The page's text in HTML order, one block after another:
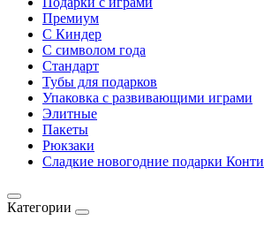
Премиум
С Киндер
С символом года
Стандарт
Тубы для подарков
Упаковка с развивающими играми
Элитные
Пакеты
Рюкзаки
Сладкие новогодние подарки Конти
Категории